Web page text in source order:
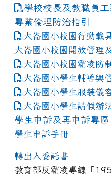
學校校長及教職員
專業倫理防治指引
大崙國小校園行動載
大崙國小校園開放管理
大崙國小校園霸凌防
大崙國小學生輔導與
大崙國小學生服裝儀
link to https://
大崙國小學生請假辦
學生申訴及再申訴專區
學生申訴手冊
轉出入委託書
教育部反霸凌專線「